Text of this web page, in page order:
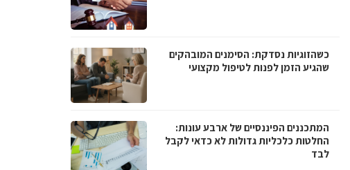
כשהזוגיות נסדקת: הסימנים המובהקים
שהגיע הזמן לפנות לטיפול מקצועי
המתכננים הפיננסיים של ארבע עונות:
החלטות כלכליות גדולות לא כדאי לקבל
לבד